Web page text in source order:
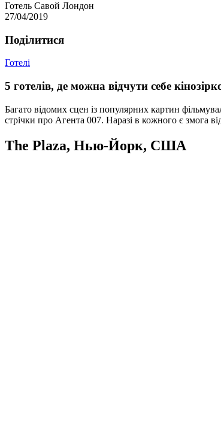
Готель Савой Лондон
27/04/2019
Подiлитися
Готелі
5 готелів, де можна відчути себе
Багато відомих сцен із популярних картин
стрічки про Агента 007. Наразі в кожного є змога
The Plaza, Нью-Йорк, США